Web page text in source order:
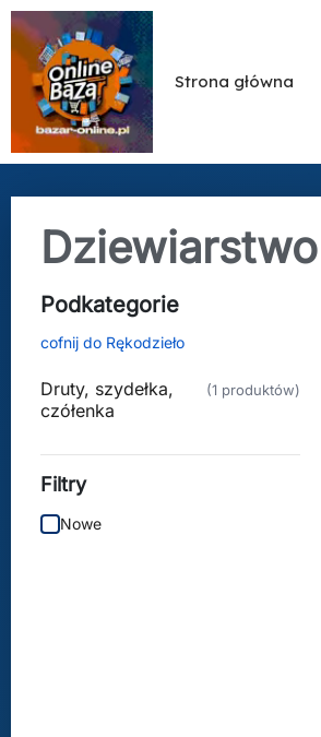
Strona główna
Dziewiarstwo
Podkategorie
cofnij do Rękodzieło
Druty, szydełka,
czółenka
(1 produktów)
Filtry
Nowe